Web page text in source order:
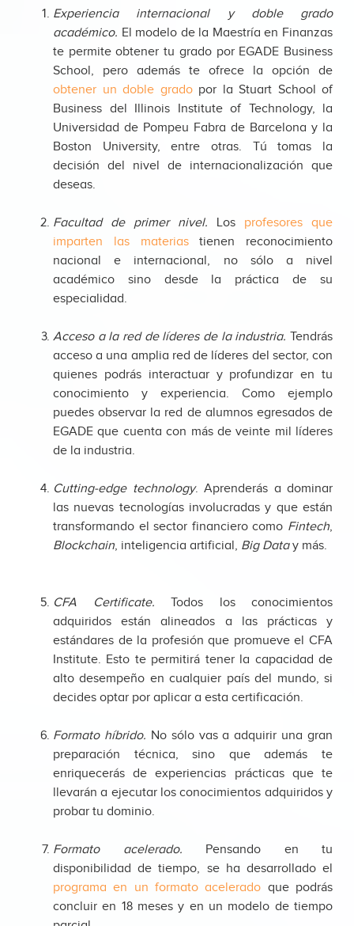
Experiencia internacional y doble grado
académico. El modelo de la Maestría en Finanzas
te permite obtener tu grado por EGADE Business
School, pero además te ofrece la opción de
obtener un doble gradopor la Stuart School of
Business del Illinois Institute of Technology, la
Universidad de Pompeu Fabra de Barcelona y la
Boston University, entre otras. Tú tomas la
decisión del nivel de internacionalización que
deseas.
Facultad de primer nivel. Los profesores que
imparten las materiastienen reconocimiento
nacional e internacional, no sólo a nivel
académico sino desde la práctica de su
especialidad.
Acceso a la red de líderes de la industria. Tendrás
acceso a una amplia red de líderes del sector, con
quienes podrás interactuar y profundizar en tu
conocimiento y experiencia. Como ejemplo
puedes observar la red de alumnos egresados de
EGADE que cuenta con más de veinte mil líderes
de la industria.
Cutting-edge technology. Aprenderás a dominar
las nuevas tecnologías involucradas y que están
transformando el sector financiero como Fintech,
Blockchain, inteligencia artificial, Big Datay más.
CFA Certificate. Todos los conocimientos
adquiridos están alineados a las prácticas y
estándares de la profesión que promueve el CFA
Institute. Esto te permitirá tener la capacidad de
alto desempeño en cualquier país del mundo, si
decides optar por aplicar a esta certificación.
Formato híbrido. No sólo vas a adquirir una gran
preparación técnica, sino que además te
enriquecerás de experiencias prácticas que te
llevarán a ejecutar los conocimientos adquiridos y
probar tu dominio.
Formato acelerado. Pensando en tu
disponibilidad de tiempo, se ha desarrollado el
programa en un formato acelerado que podrás
concluir en 18 meses y en un modelo de tiempo